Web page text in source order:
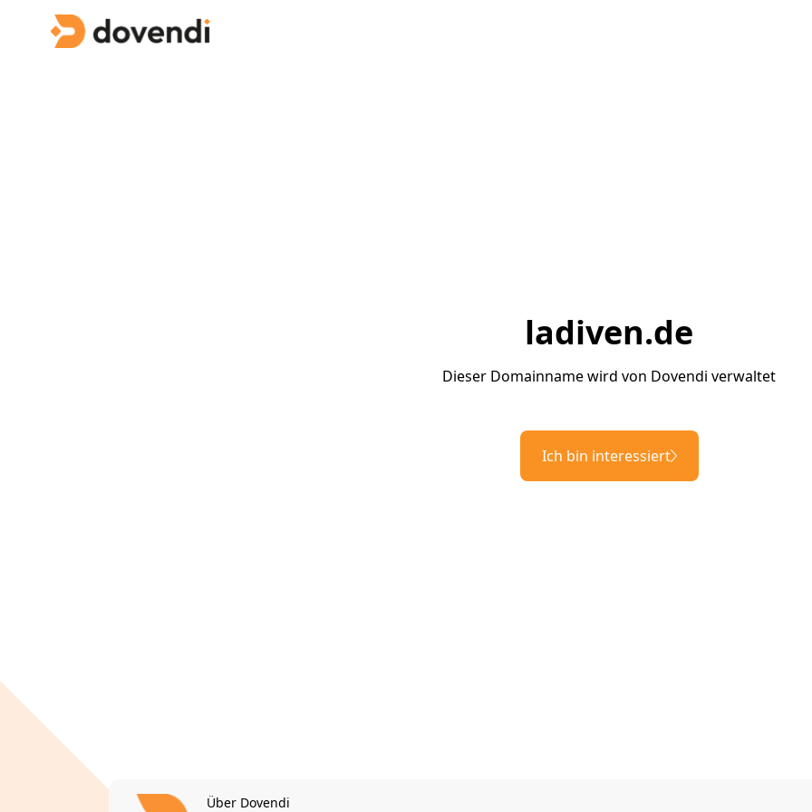
ladiven.de
Dieser Domainname wird von Dovendi verwaltet
Ich bin interessiert
Über Dovendi